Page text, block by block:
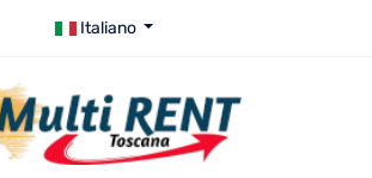
Italiano